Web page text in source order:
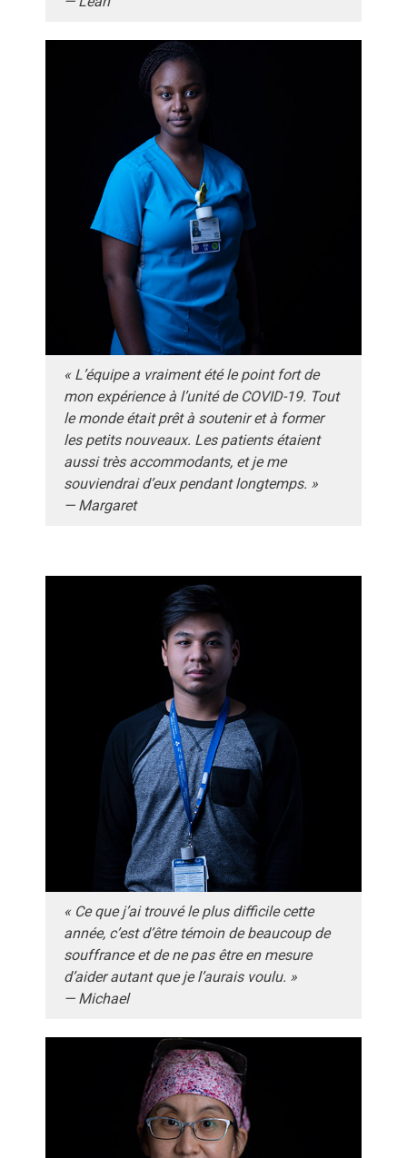
« L’équipe a vraiment été le point fort de
mon expérience à l’unité de COVID-19. Tout
le monde était prêt à soutenir et à former
les petits nouveaux. Les patients étaient
aussi très accommodants, et je me
souviendrai d’eux pendant longtemps. »
— Margaret
« Ce que j’ai trouvé le plus difficile cette
année, c’est d’être témoin de beaucoup de
souffrance et de ne pas être en mesure
d’aider autant que je l’aurais voulu. »
— Michael